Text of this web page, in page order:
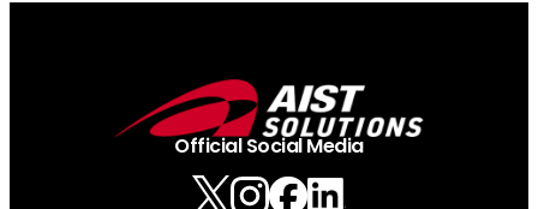
Official Social Media